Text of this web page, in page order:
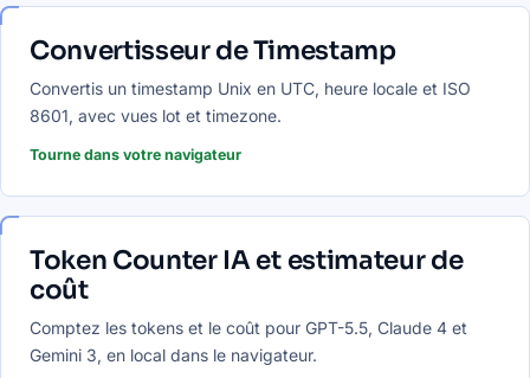
Convertisseur de Timestamp
Convertis un timestamp Unix en UTC, heure locale et ISO
8601, avec vues lot et timezone.
Tourne dans votre navigateur
Token Counter IA et estimateur de
coût
Comptez les tokens et le coût pour GPT-5.5, Claude 4 et
Gemini 3, en local dans le navigateur.